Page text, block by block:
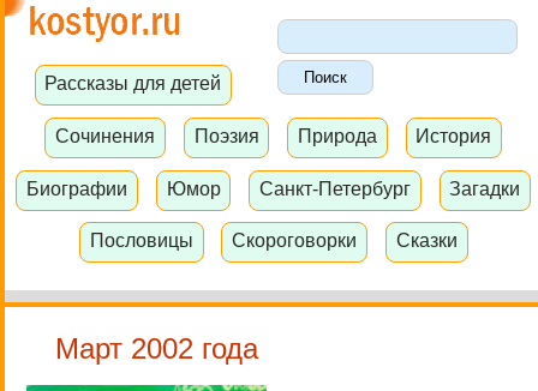
Рассказы для детей
Сочинения Поэзия Природа История
Биографии Юмор Санкт-Петербург Загадки
Пословицы Скороговорки Сказки
Март 2002 года